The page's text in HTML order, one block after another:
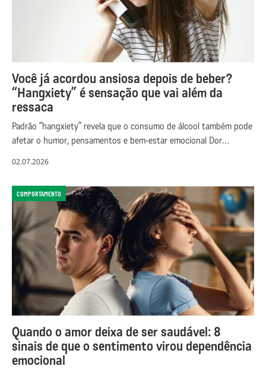
Você já acordou ansiosa depois de beber?
“Hangxiety” é sensação que vai além da
ressaca
Padrão “hangxiety” revela que o consumo de álcool também pode
afetar o humor, pensamentos e bem-estar emocional Dor…
02.07.2026
COMPORTAMENTO
Quando o amor deixa de ser saudável: 8
sinais de que o sentimento virou dependência
emocional